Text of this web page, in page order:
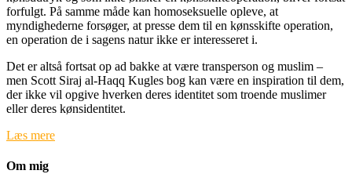
forfulgt. På samme måde kan homoseksuelle opleve, at
myndighederne forsøger, at presse dem til en kønsskifte operation,
en operation de i sagens natur ikke er interesseret i.
Det er altså fortsat op ad bakke at være transperson og muslim –
men Scott Siraj al-Haqq Kugles bog kan være en inspiration til dem,
der ikke vil opgive hverken deres identitet som troende muslimer
eller deres kønsidentitet.
Læs mere
Om mig